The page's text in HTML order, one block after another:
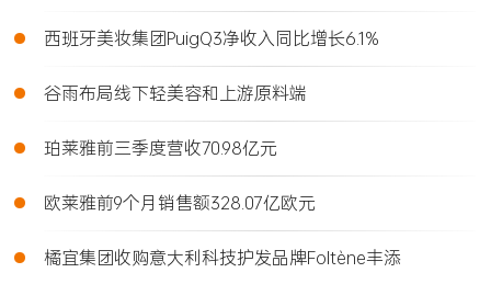
• 西班牙美妆集团PuigQ3净收入同比增长6.1%
• 谷雨布局线下轻美容和上游原料端
• 珀莱雅前三季度营收70.98亿元
• 欧莱雅前9个月销售额328.07亿欧元
• 橘宜集团收购意大利科技护发品牌Foltène丰添